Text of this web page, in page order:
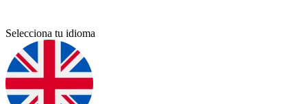
Selecciona tu idioma